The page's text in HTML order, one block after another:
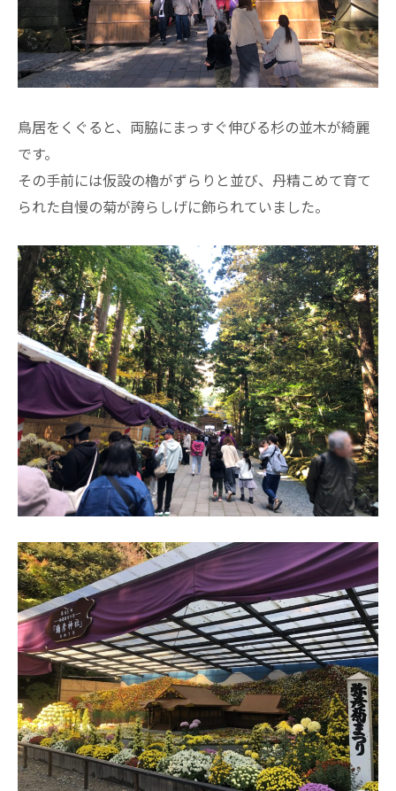
鳥居をくぐると、両脇にまっすぐ伸びる杉の並木が綺麗
です。
その手前には仮設の櫓がずらりと並び、丹精こめて育て
られた自慢の菊が誇らしげに飾られていました。